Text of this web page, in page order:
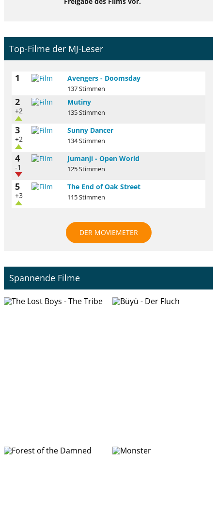
Top-Filme der MJ-Leser
1 Avengers - Doomsday
137 Stimmen
2
+2
Mutiny
135 Stimmen
3
+2
Sunny Dancer
134 Stimmen
4
-1
Jumanji - Open World
125 Stimmen
5
+3
The End of Oak Street
115 Stimmen
DER MOVIEMETER
Spannende Filme